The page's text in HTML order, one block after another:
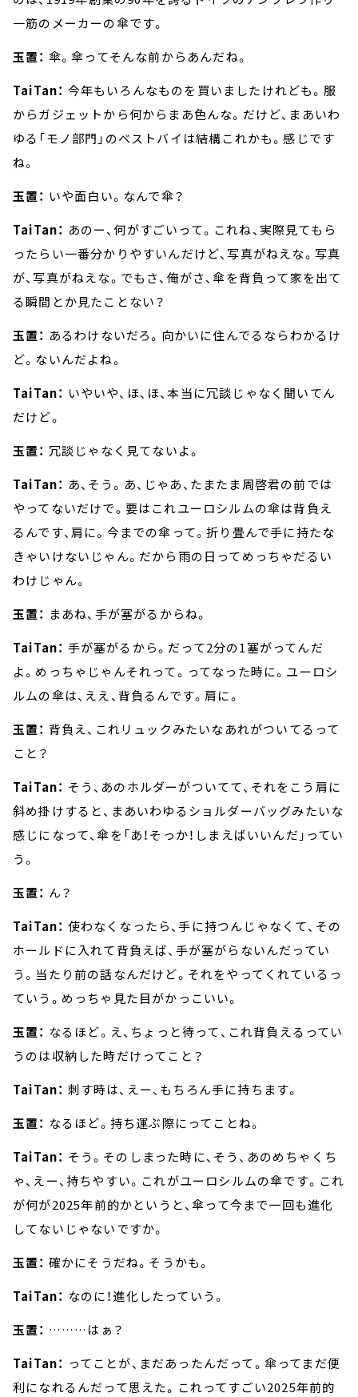
一筋のメーカーの傘です。
玉置： 傘。傘ってそんな前からあんだね。
TaiTan： 今年もいろんなものを買いましたけれども。服
からガジェットから何からまあ色んな。だけど、まあいわ
ゆる「モノ部門」のベストバイは結構これかも。感じです
ね。
玉置： いや面白い。なんで傘？
TaiTan： あのー、何がすごいって。これね、実際見てもら
ったらい一番分かりやすいんだけど、写真がねえな。写真
が、写真がねえな。でもさ、俺がさ、傘を背負って家を出て
る瞬間とか見たことない？
玉置： あるわけないだろ。向かいに住んでるならわかるけ
ど。ないんだよね。
TaiTan： いやいや、ほ、ほ、本当に冗談じゃなく聞いてん
だけど。
玉置： 冗談じゃなく見てないよ。
TaiTan： あ、そう。あ、じゃあ、たまたま周啓君の前では
やってないだけで。要はこれユーロシルムの傘は背負え
るんです、肩に。今までの傘って。折り畳んで手に持たな
きゃいけないじゃん。だから雨の日ってめっちゃだるい
わけじゃん。
玉置： まあね、手が塞がるからね。
TaiTan： 手が塞がるから。だって2分の1塞がってんだ
よ。めっちゃじゃんそれって。ってなった時に。ユーロシ
ルムの傘は、ええ、背負るんです。肩に。
玉置： 背負え、これリュックみたいなあれがついてるって
こと？
TaiTan： そう、あのホルダーがついてて、それをこう肩に
斜め掛けすると、まあいわゆるショルダーバッグみたいな
感じになって、傘を「あ！そっか！しまえばいいんだ」ってい
う。
玉置： ん？
TaiTan： 使わなくなったら、手に持つんじゃなくて、その
ホールドに入れて背負えば、手が塞がらないんだってい
う。当たり前の話なんだけど。それをやってくれているっ
ていう。めっちゃ見た目がかっこいい。
玉置： なるほど。え、ちょっと待って、これ背負えるってい
うのは収納した時だけってこと？
TaiTan： 刺す時は、えー、もちろん手に持ちます。
玉置： なるほど。持ち運ぶ際にってことね。
TaiTan： そう。そのしまった時に、そう、あのめちゃくち
ゃ、えー、持ちやすい。これがユーロシルムの傘です。これ
が何が2025年前的かというと、傘って今まで一回も進化
してないじゃないですか。
玉置： 確かにそうだね。そうかも。
TaiTan： なのに！進化したっていう。
玉置： ………はぁ？
TaiTan： ってことが、まだあったんだって。傘ってまだ便
利になれるんだって思えた。これってすごい2025年前的